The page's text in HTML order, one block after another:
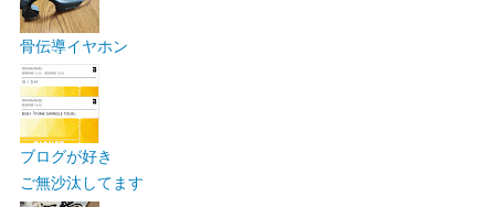
骨伝導イヤホン
ブログが好き
ご無沙汰してます